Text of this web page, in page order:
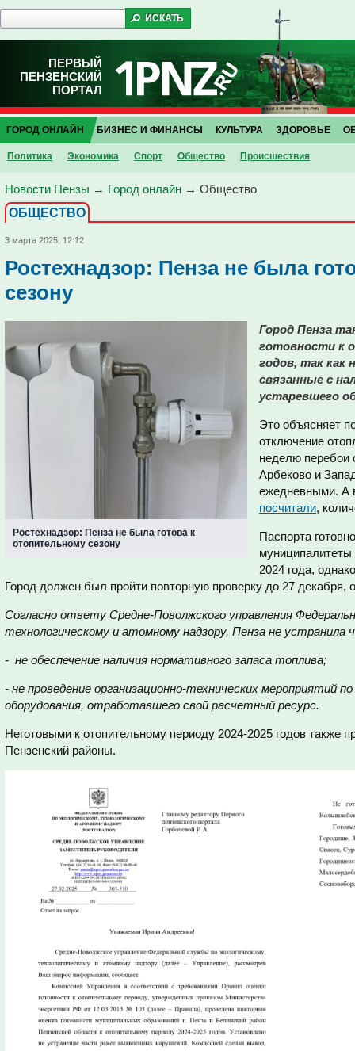
ПЕРВЫЙ
ПЕНЗЕНСКИЙ
ПОРТАЛ
ГОРОД ОНЛАЙН
Политика Экономика Спорт Общество Проиcшествия
БИЗНЕС И ФИНАНСЫ КУЛЬТУРА ЗДОРОВЬЕ
Новости Пензы → Город онлайн → Общество
ОБЩЕСТВО
3 марта 2025, 12:12
Ростехнадзор: Пенза не была
сезону
Ростехнадзор: Пенза не была готова к
отопительному сезону
Город Пенза
готовности к
годов, так как
связанные с
устаревшего
Это объясняет
отключение
неделю перебои
Арбеково и
ежедневными. А
посчитали,
Паспорта
2024 года,
Город должен был пройти повторную проверку до 27 декабря,
Согласно ответу Средне-Поволжского управления
технологическому и атомному надзору, Пенза не устранила
- не обеспечение наличия нормативного запаса топлива;
- не проведение организационно-технических мероприятий
оборудования, отработавшего свой расчетный ресурс.
Неготовыми к отопительному периоду 2024-2025 годов также
Пензенский районы.